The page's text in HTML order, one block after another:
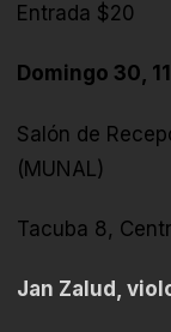
Entrada $20
Domingo 30,
Salón de
(MUNAL)
Tacuba 8,
Jan Zalud,